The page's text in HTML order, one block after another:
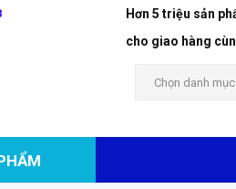
Hơn 5 triệu sản
cho giao hàng
Chọn danh mục
toàn mặt UNIX 5100